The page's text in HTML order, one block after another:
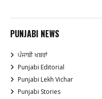
PUNJABI NEWS
ਪੰਜਾਬੀ ਖਬਰਾਂ
Punjabi Editorial
Punjabi Lekh Vichar
Punjabi Stories